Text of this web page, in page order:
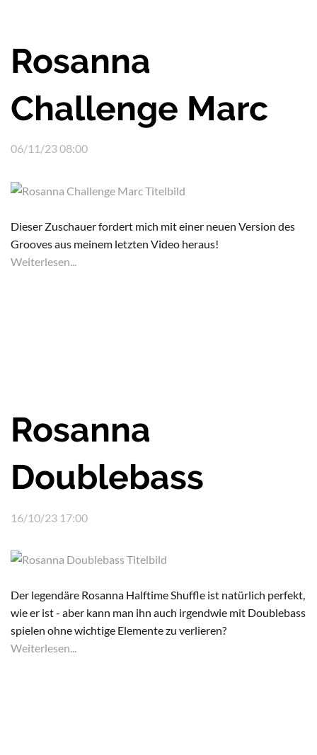
Rosanna
Challenge Marc
06/11/23 08:00
Dieser Zuschauer fordert mich mit einer neuen Version des
Grooves aus meinem letzten Video heraus!
Weiterlesen...
Rosanna
Doublebass
16/10/23 17:00
Der legendäre Rosanna Halftime Shuffle ist natürlich perfekt,
wie er ist - aber kann man ihn auch irgendwie mit Doublebass
spielen ohne wichtige Elemente zu verlieren?
Weiterlesen...